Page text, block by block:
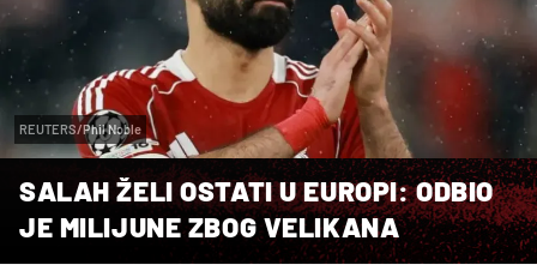
REUTERS/Phil Noble
SALAH ŽELI OSTATI U EUROPI: ODBIO
JE MILIJUNE ZBOG VELIKANA